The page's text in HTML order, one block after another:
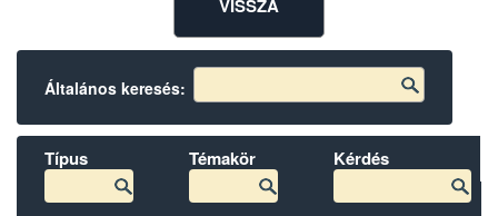
VISSZA
Általános keresés:
Típus Témakör Kérdés